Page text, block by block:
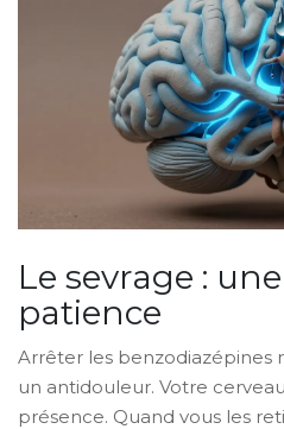
Le sevrage :
patience
Arrêter les benzodiazépines
un antidouleur. Votre
présence. Quand vous les